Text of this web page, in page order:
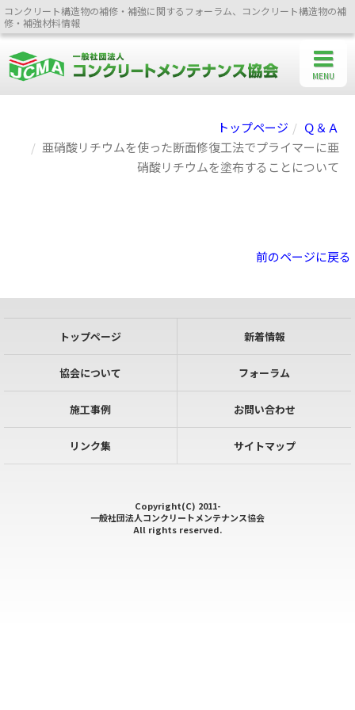
コンクリート構造物の補修・補強に関するフォーラム、コンクリート構造物の補
修・補強材料情報
トップページ
Ｑ＆Ａ
亜硝酸リチウムを使った断面修復工法でプライマーに亜
硝酸リチウムを塗布することについて
前のページに戻る
トップページ 新着情報
協会について フォーラム
施工事例 お問い合わせ
リンク集 サイトマップ
Copyright(C) 2011-
一般社団法人コンクリートメンテナンス協会
All rights reserved.
MENU